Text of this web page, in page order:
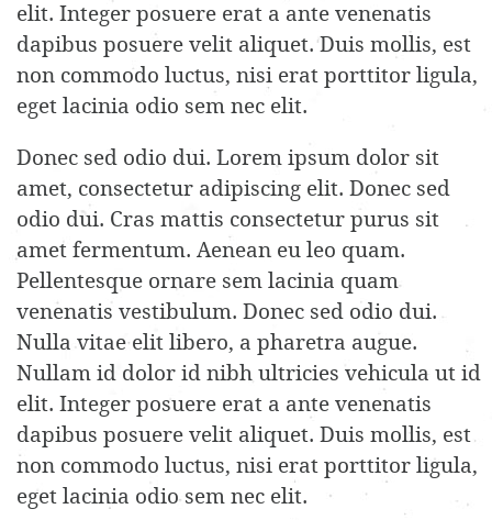
elit. Integer posuere erat a ante venenatis
dapibus posuere velit aliquet. Duis mollis, est
non commodo luctus, nisi erat porttitor ligula,
eget lacinia odio sem nec elit.
Donec sed odio dui. Lorem ipsum dolor sit
amet, consectetur adipiscing elit. Donec sed
odio dui. Cras mattis consectetur purus sit
amet fermentum. Aenean eu leo quam.
Pellentesque ornare sem lacinia quam
venenatis vestibulum. Donec sed odio dui.
Nulla vitae elit libero, a pharetra augue.
Nullam id dolor id nibh ultricies vehicula ut id
elit. Integer posuere erat a ante venenatis
dapibus posuere velit aliquet. Duis mollis, est
non commodo luctus, nisi erat porttitor ligula,
eget lacinia odio sem nec elit.